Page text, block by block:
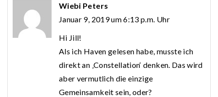
Wiebi Peters
Januar 9, 2019 um 6:13 p.m. Uhr
Hi Jill!
Als ich Haven gelesen habe, musste ich
direkt an ‚Constellation‘ denken. Das wird
aber vermutlich die einzige
Gemeinsamkeit sein, oder?